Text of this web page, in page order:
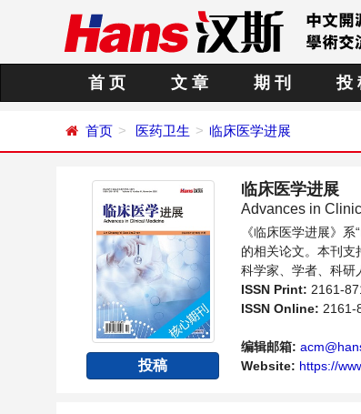
首 页 文 章 期 刊 投
首页 医药卫生 临床医学进展
投稿
临床医学进展
Advances in
《临床医学进展》
的相关论文。本刊
科学家、学者、科研
ISSN Print: 2161-
ISSN Online: 2161-
编辑邮箱:
Website: https://